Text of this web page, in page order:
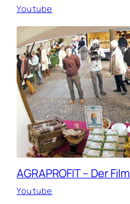
Youtube
AGRAPROFIT – Der Film
Youtube